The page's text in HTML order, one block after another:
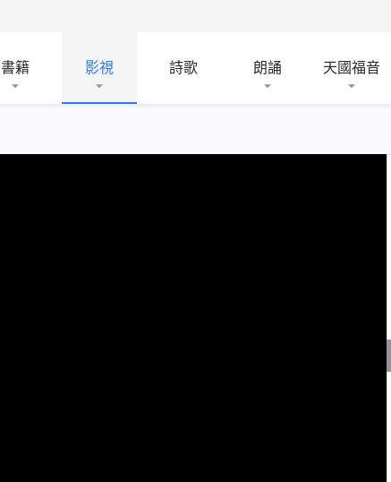
書籍 影視 詩歌 朗誦 天國福音